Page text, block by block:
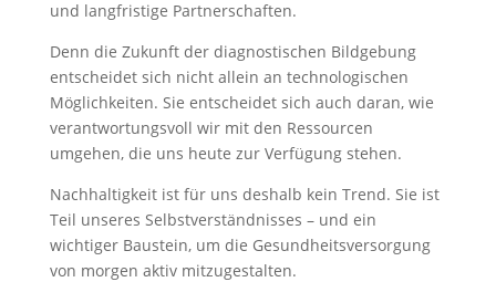
und langfristige Partnerschaften.
Denn die Zukunft der diagnostischen Bildgebung
entscheidet sich nicht allein an technologischen
Möglichkeiten. Sie entscheidet sich auch daran, wie
verantwortungsvoll wir mit den Ressourcen
umgehen, die uns heute zur Verfügung stehen.
Nachhaltigkeit ist für uns deshalb kein Trend. Sie ist
Teil unseres Selbstverständnisses – und ein
wichtiger Baustein, um die Gesundheitsversorgung
von morgen aktiv mitzugestalten.